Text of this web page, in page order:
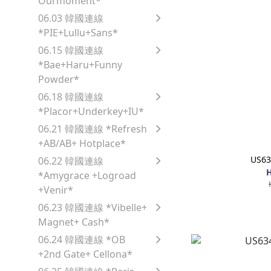
06.03 韓國連線
*PIE+Lullu+Sans*
06.15 韓國連線
*Bae+Haru+Funny
Powder*
06.18 韓國連線
*Placor+Underkey+IU*
06.21 韓國連線 *Refresh
+AB/AB+ Hotplace*
06.22 韓國連線
*Amygrace +Logroad
+Venir*
06.23 韓國連線 *Vibelle+
Magnet+ Cash*
06.24 韓國連線 *OB
+2nd Gate+ Cellona*